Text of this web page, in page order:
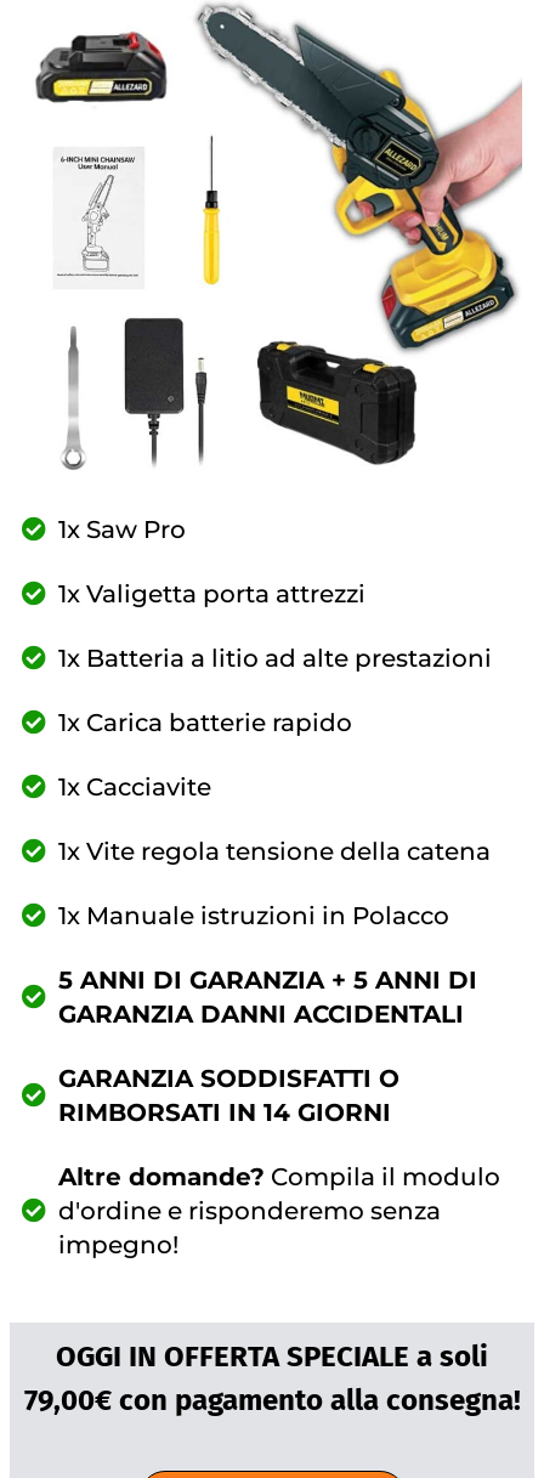
1x Saw Pro
1x Valigetta porta attrezzi
1x Batteria a litio ad alte prestazioni
1x Carica batterie rapido
1x Cacciavite
1x Vite regola tensione della catena
1x Manuale istruzioni in Polacco
5 ANNI DI GARANZIA + 5 ANNI DI
GARANZIA DANNI ACCIDENTALI
GARANZIA SODDISFATTI O
RIMBORSATI IN 14 GIORNI
Altre domande? Compila il modulo
d'ordine e risponderemo senza
impegno!
OGGI IN OFFERTA SPECIALE a soli
79,00€ con pagamento alla consegna!